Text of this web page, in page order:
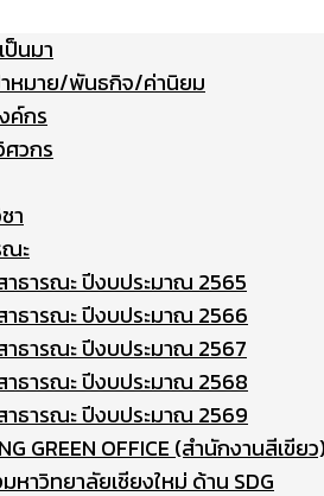
ป็นมา
หมาย/พันธกิจ/ค่านิยม
ค์กร
วกร
า
ะ
ธารณะ ปีงบประมาณ 2565
ธารณะ ปีงบประมาณ 2566
ธารณะ ปีงบประมาณ 2567
ธารณะ ปีงบประมาณ 2568
ธารณะ ปีงบประมาณ 2569
GREEN OFFICE (สำนักงานสีเขีย
หาวิทยาลัยเชียงใหม่ ด้าน SDG